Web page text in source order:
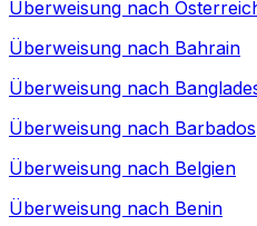
Überweisung nach
Überweisung nach Bahrain
Überweisung nach
Überweisung nach Barbados
Überweisung nach Belgien
Überweisung nach Benin